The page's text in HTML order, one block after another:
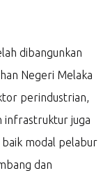
dibangunkan
Negeri Melaka
perindustrian,
infrastruktur juga
modal pelabur
dan